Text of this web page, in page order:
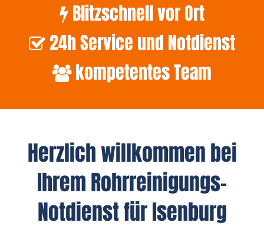
Blitzschnell vor Ort
24h Service und Notdienst
kompetentes Team
Herzlich willkommen bei
Ihrem Rohrreinigungs-
Notdienst für Isenburg